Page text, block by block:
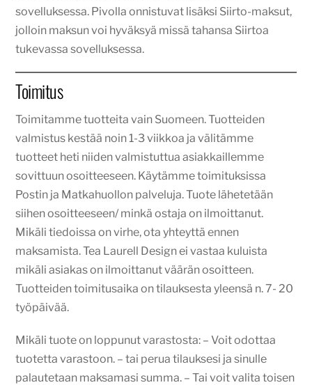
sovelluksessa. Pivolla onnistuvat lisäksi Siirto-maksut,
jolloin maksun voi hyväksyä missä tahansa Siirtoa
tukevassa sovelluksessa.
Toimitus
Toimitamme tuotteita vain Suomeen. Tuotteiden
valmistus kestää noin 1-3 viikkoa ja välitämme
tuotteet heti niiden valmistuttua asiakkaillemme
sovittuun osoitteeseen. Käytämme toimituksissa
Postin ja Matkahuollon palveluja. Tuote lähetetään
siihen osoitteeseen/ minkä ostaja on ilmoittanut.
Mikäli tiedoissa on virhe, ota yhteyttä ennen
maksamista. Tea Laurell Design ei vastaa kuluista
mikäli asiakas on ilmoittanut väärän osoitteen.
Tuotteiden toimitusaika on tilauksesta yleensä n. 7- 20
työpäivää.
Mikäli tuote on loppunut varastosta: – Voit odottaa
tuotetta varastoon. – tai perua tilauksesi ja sinulle
palautetaan maksamasi summa. – Tai voit valita toisen